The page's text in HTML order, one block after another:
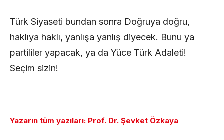
Türk Siyaseti bundan sonra Doğruya doğru,
haklıya haklı, yanlışa yanlış diyecek. Bunu ya
partililer yapacak, ya da Yüce Türk Adaleti!
Seçim sizin!
Yazarın tüm yazıları: Prof. Dr. Şevket Özkaya